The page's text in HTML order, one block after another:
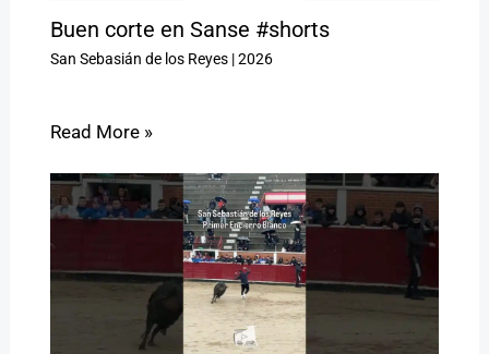
Buen corte en Sanse #shorts
San Sebasián de los Reyes|2026
Read More »